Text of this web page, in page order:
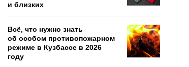
и близких
Всё, что нужно знать
об особом противопожарном
режиме в Кузбассе в 2026
году